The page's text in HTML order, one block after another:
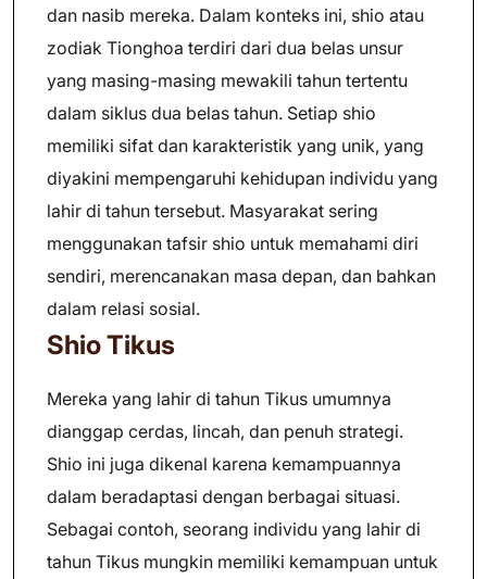
dan nasib mereka. Dalam konteks ini, shio atau
zodiak Tionghoa terdiri dari dua belas unsur
yang masing-masing mewakili tahun tertentu
dalam siklus dua belas tahun. Setiap shio
memiliki sifat dan karakteristik yang unik, yang
diyakini mempengaruhi kehidupan individu yang
lahir di tahun tersebut. Masyarakat sering
menggunakan tafsir shio untuk memahami diri
sendiri, merencanakan masa depan, dan bahkan
dalam relasi sosial.
Shio Tikus
Mereka yang lahir di tahun Tikus umumnya
dianggap cerdas, lincah, dan penuh strategi.
Shio ini juga dikenal karena kemampuannya
dalam beradaptasi dengan berbagai situasi.
Sebagai contoh, seorang individu yang lahir di
tahun Tikus mungkin memiliki kemampuan untuk